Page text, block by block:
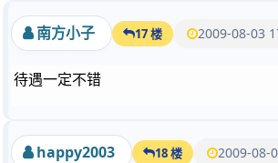
南方小子 17 楼 2009-08-03
待遇一定不错
happy2003 18 楼 2009-08-